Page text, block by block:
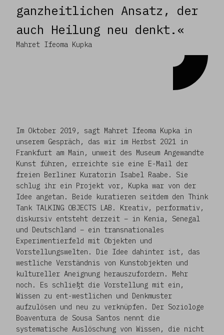
ganzheitlichen Ansatz, der
auch Heilung neu denkt.«
Mahret Ifeoma Kupka
Im Oktober 2019, sagt Mahret Ifeoma Kupka in
unserem Gespräch, das wir im Herbst 2021 in
Frankfurt am Main, unweit des Museum Angewandte
Kunst führen, erreichte sie eine E-Mail der
freien Berliner Kuratorin Isabel Raabe. Sie
schlug ihr ein Projekt vor, Kupka war von der
Idee angetan. Beide kuratieren seitdem den Think
Tank TALKING OBJECTS LAB. Kreativ, performativ,
diskursiv entsteht derzeit – in Kenia, Senegal
und Deutschland – ein transnationales
Experimentierfeld mit Objekten und
Vorstellungswelten. Die Idee dahinter ist, das
westliche Verständnis von Kunstobjekten und
kultureller Aneignung herauszufordern. Mehr
noch. Es schließt die Vorstellung mit ein,
Wissen zu ent-westlichen und Denkmuster
aufzulösen und neu zu verknüpfen. Der Soziologe
Boaventura de Sousa Santos nennt die
systematische Auslöschung von Wissen, die nicht